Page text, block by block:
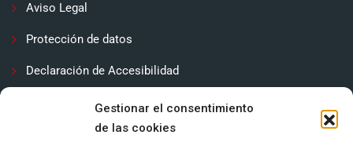
Gestionar el consentimiento
de las cookies
Aviso Legal
Protección de datos
Declaración de Accesibilidad
Política de cookies (UE)